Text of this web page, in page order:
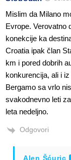
Mislim da Milano
Evrope. Verovatno
konekcije ka
Croatia ipak član
km i pored dobrih
konkurencija, ali i
Bergamo sa vrlo
svakodnevno leti
leta nedeljno.
Odgovori
Alen Šćuric